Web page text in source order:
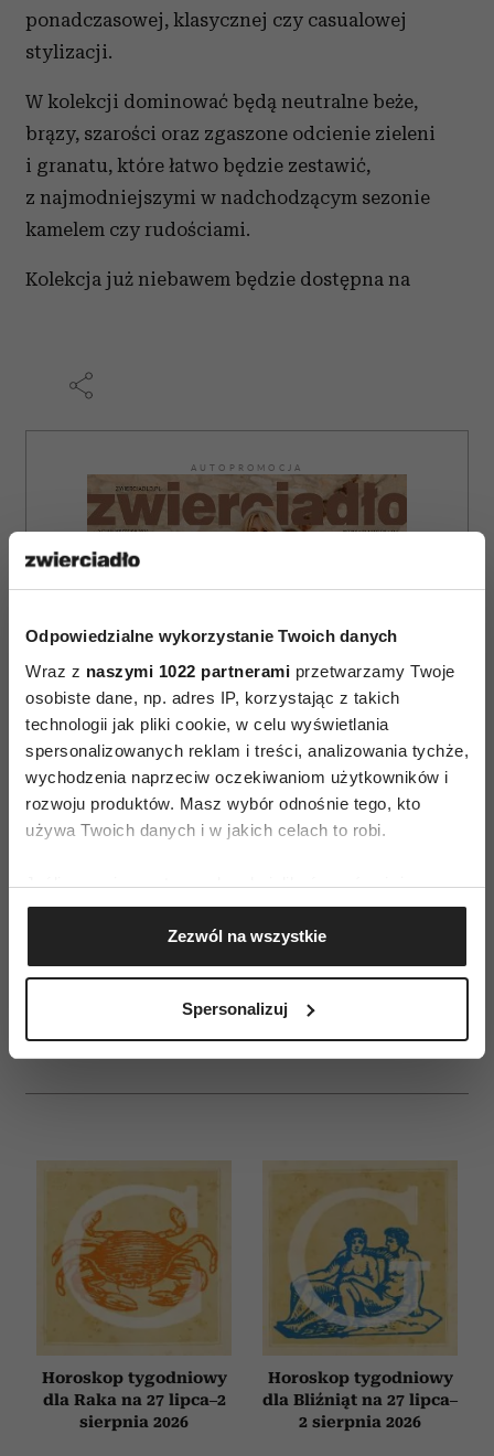
Odpowiedzialne wykorzystanie Twoich danych
Wraz z naszymi 1022 partnerami przetwarzamy Twoje
osobiste dane, np. adres IP, korzystając z takich
technologii jak pliki cookie, w celu wyświetlania
spersonalizowanych reklam i treści, analizowania tychże,
wychodzenia naprzeciw oczekiwaniom użytkowników i
rozwoju produktów. Masz wybór odnośnie tego, kto
używa Twoich danych i w jakich celach to robi.
Jeśli wyrazisz na to zgodę, chcielibyśmy również:
Gromadzić dane dotyczące Twojej lokalizacji
geograficznej z dokładnością nawet do kilku metrów
Identyfikować Twoje urządzenie, aktywnie
(fingerprinting, czyli wirtualny odcisk palca)
i reklam, aby oferować funkcje społecznościowe i
analizować ruch w naszej witrynie. Informacje o tym, jak
korzystasz z naszej witryny, udostępniamy partnerom
społecznościowym, reklamowym i analitycznym.
Partnerzy mogą połączyć te informacje z innymi danymi
otrzymanymi od Ciebie lub uzyskanymi podczas
korzystania z ich usług.
Zezwól na wszystkie
Spersonalizuj
ponadczasowej, klasycznej czy casualowej
stylizacji.
W kolekcji dominować będą neutralne beże,
brązy, szarości oraz zgaszone odcienie zieleni
i granatu, które łatwo będzie zestawić,
z najmodniejszymi w nadchodzącym sezonie
kamelem czy rudościami.
Kolekcja już niebawem będzie dostępna na
AUTOPROMOCJA
ZAMÓW
WYDANIE DRUKOWANE
E-WYDANIE
Horoskop tygodniowy
dla Raka na 27 lipca–2
sierpnia 2026
Horoskop tygodniowy
dla Bliźniąt na 27 lipca–
2 sierpnia 2026